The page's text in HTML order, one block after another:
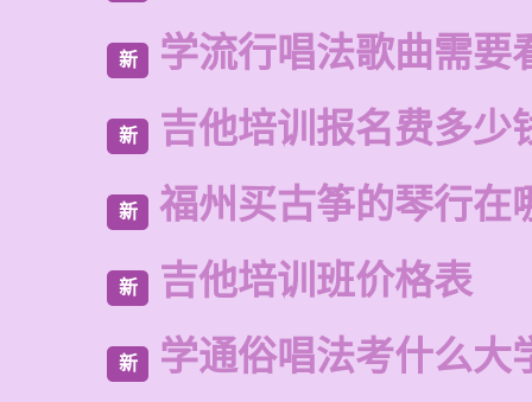
新 学流行唱法歌曲需要
新 吉他培训报名费多少
新 福州买古筝的琴行在
新 吉他培训班价格表
新 学通俗唱法考什么大